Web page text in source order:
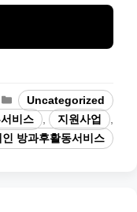
카
테
고
리
Uncategorized
비스 지원사업
방과후활동서비스